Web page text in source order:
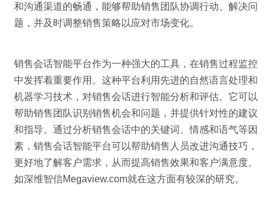
和沟通渠道的畅通，能够帮助销售团队协调行动、解决问
题，并及时调整销售策略以应对市场变化。
销售会话智能平台作为一种强大的工具，在销售过程监控
中发挥着重要作用。这种平台利用先进的自然语言处理和
机器学习技术，对销售会话进行智能分析和评估。它可以
帮助销售团队识别销售机会和问题，并提供针对性的建议
和指导。通过分析销售会话中的关键词、情感和语气等因
素，销售会话智能平台可以帮助销售人员改进沟通技巧，
更好地了解客户需求，从而提高销售效果和客户满意度。
如深维智信Megaview.com就在这方面有较深的研究。